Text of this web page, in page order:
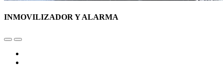
INMOVILIZADOR Y ALARMA